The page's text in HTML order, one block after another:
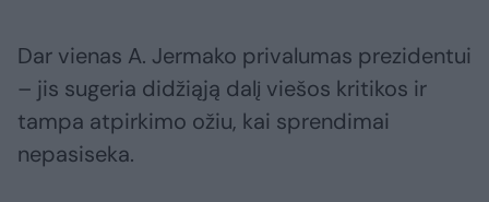
Dar vienas A. Jermako privalumas prezidentui
– jis sugeria didžiąją dalį viešos kritikos ir
tampa atpirkimo ožiu, kai sprendimai
nepasiseka.